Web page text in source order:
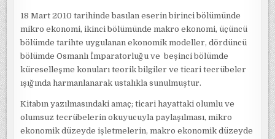
18 Mart 2010 tarihinde basılan eserin birinci bölümünde
mikro ekonomi, ikinci bölümünde makro ekonomi, üçüncü
bölümde tarihte uygulanan ekonomik modeller, dördüncü
bölümde Osmanlı İmparatorluğu ve beşinci bölümde
küreselleşme konuları teorik bilgiler ve ticari tecrübeler
ışığında harmanlanarak ustalıkla sunulmuştur.
Kitabın yazılmasındaki amaç; ticari hayattaki olumlu ve
olumsuz tecrübelerin okuyucuyla paylaşılması, mikro
ekonomik düzeyde işletmelerin, makro ekonomik düzeyde